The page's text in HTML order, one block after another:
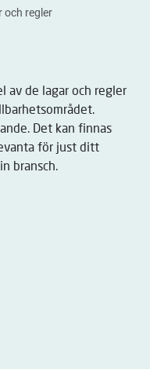
och regler
av de lagar och regler
Det kan finnas
för just ditt
bransch.